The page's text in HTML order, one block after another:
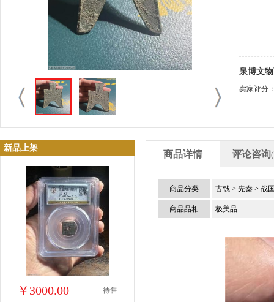
泉博文
卖家评分
新品上架
￥3000.00 待售
商品详情 评论咨询(
商品分类 古钱 > 先秦 > 战
商品品相 极美品